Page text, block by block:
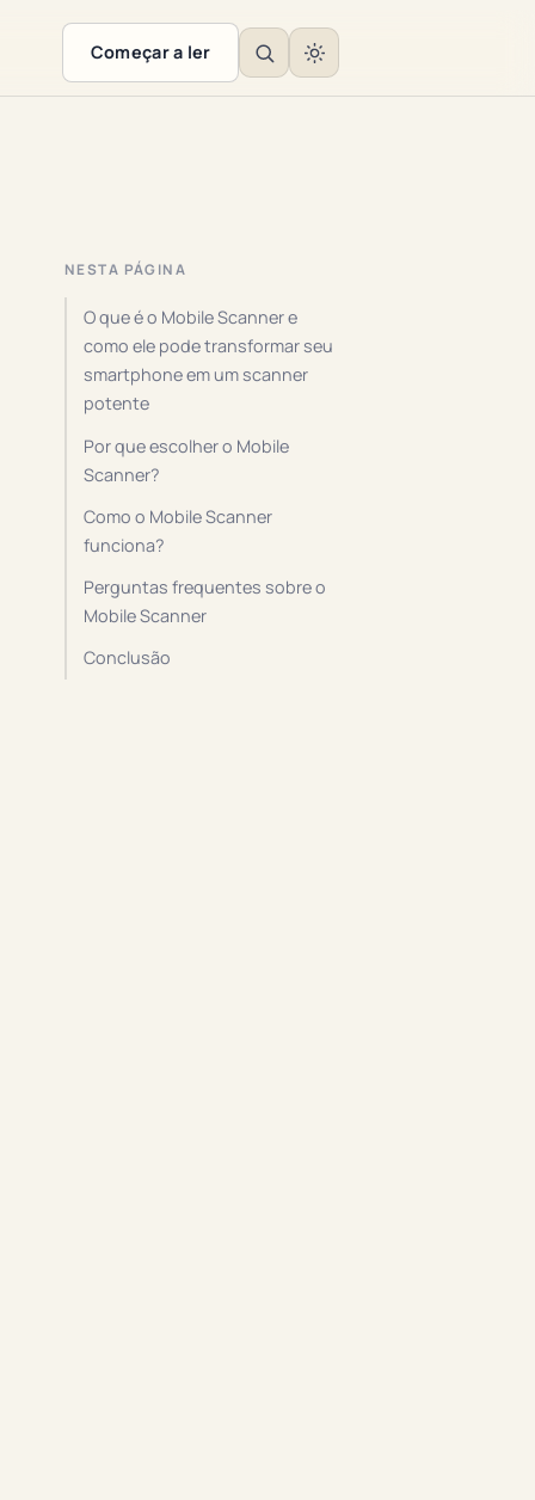
Começar a ler
NESTA PÁGINA
O que é o Mobile Scanner e
como ele pode transformar seu
smartphone em um scanner
potente
Por que escolher o Mobile
Scanner?
Como o Mobile Scanner
funciona?
Perguntas frequentes sobre o
Mobile Scanner
Conclusão